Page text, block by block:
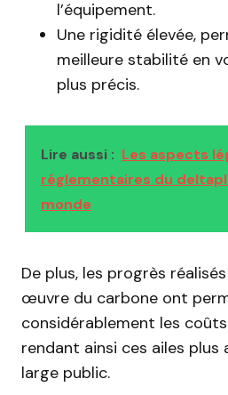
l’équipement.
Une rigidité élevée,
meilleure stabilité en
plus précis.
Lire aussi : Les aspects
réglementaires du
monde
De plus, les progrès
œuvre du carbone ont
considérablement les
rendant ainsi ces ailes plus
large public.